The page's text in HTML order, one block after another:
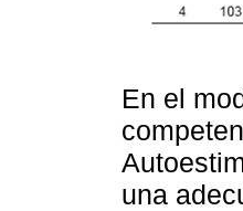
En el
una